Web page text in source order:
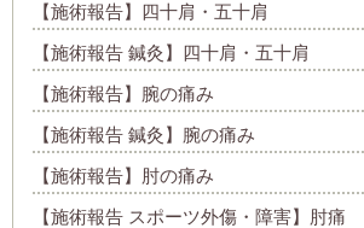
【施術報告】四十肩・五十肩
【施術報告 鍼灸】四十肩・五十肩
【施術報告】腕の痛み
【施術報告 鍼灸】腕の痛み
【施術報告】肘の痛み
【施術報告 スポーツ外傷・障害】肘痛